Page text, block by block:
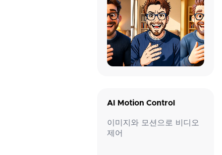
AI Motion Control
이미지와 모션으로 비디오
제어